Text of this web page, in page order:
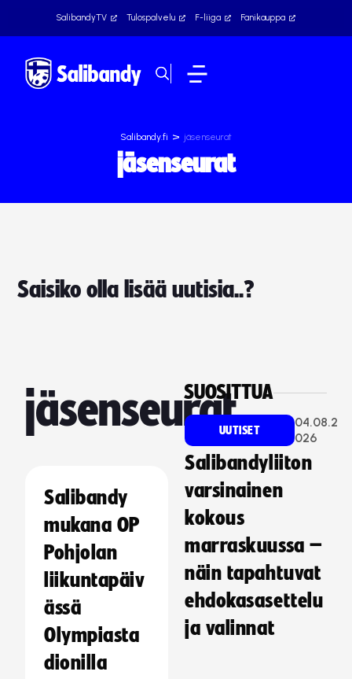
SalibandyTV Tulospalvelu F-liiga Fanikauppa
Salibandy.fi > jäsenseurat
jäsenseurat
Saisiko olla lisää uutisia..?
jäsenseurat
Salibandy
mukana OP
Pohjolan
liikuntapäiv
ässä
Olympiasta
dionilla
SUOSITTUA
UUTISET
04.08.2
026
Salibandyliiton
varsinainen
kokous
marraskuussa –
näin tapahtuvat
ehdokasasettelu
ja valinnat